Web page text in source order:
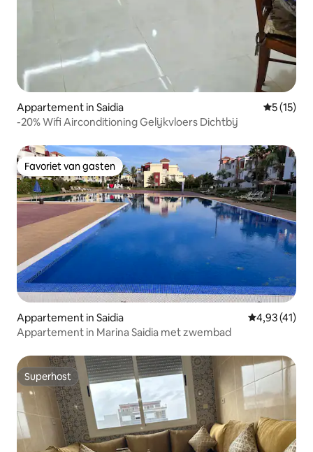
Appartement in Saidia
5 (15)
-20% Wifi Airconditioning Gelijkvloers Dichtbij
Favoriet van gasten
Favoriet van gasten
Appartement in Saidia Gemiddelde
4,93 (41)
Appartement in Marina Saidia met zwembad
Superhost
Superhost